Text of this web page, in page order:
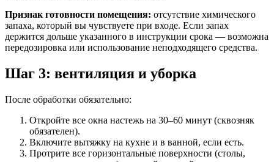
Признак готовности помещения: отсутствие химического
запаха, который вы чувствуете при входе. Если запах
держится дольше указанного в инструкции срока — возможна
передозировка или использование неподходящего средства.
Шаг 3: вентиляция и уборка
После обработки обязательно:
Откройте все окна настежь на 30–60 минут (сквозняк
обязателен).
Включите вытяжку на кухне и в ванной, если есть.
Протрите все горизонтальные поверхности (столы,